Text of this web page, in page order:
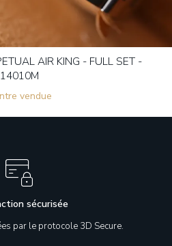
AIR KING - FULL SET -
14010M
vendue
sécurisée
par le protocole 3D Secure.